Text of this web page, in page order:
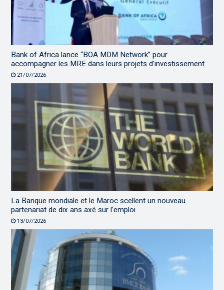
Bank of Africa lance “BOA MDM Network” pour
accompagner les MRE dans leurs projets d’investissement
21/07/2026
La Banque mondiale et le Maroc scellent un nouveau
partenariat de dix ans axé sur l’emploi
13/07/2026